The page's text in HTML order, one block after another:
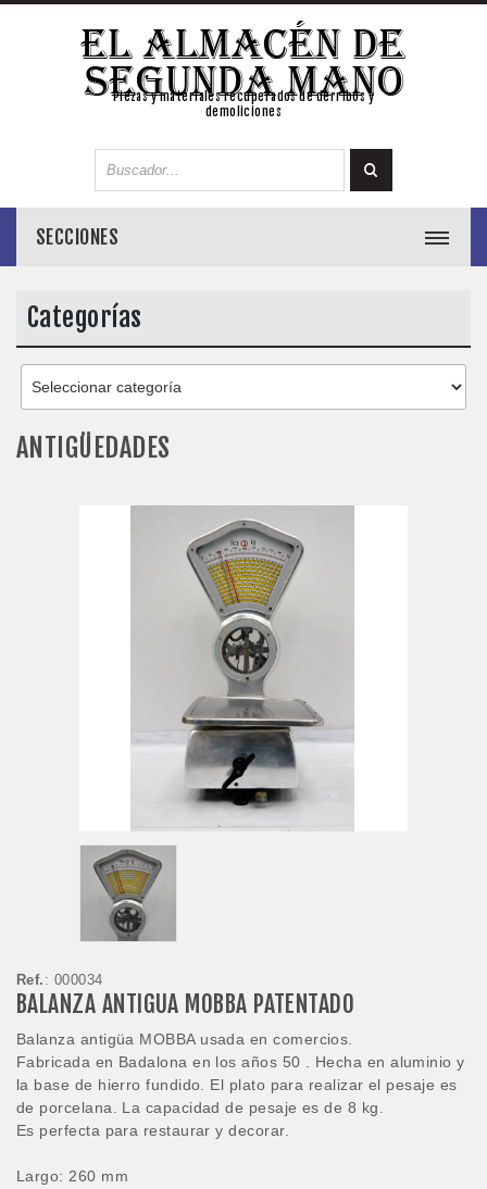
Piezas y materiales recuperados de derribos y
demoliciones
SECCIONES
Categorías
ANTIGÜEDADES
Ref. : 000034
BALANZA ANTIGUA MOBBA PATENTADO
Balanza antigüa MOBBA usada en comercios.
Fabricada en Badalona en los años 50 . Hecha en aluminio y
la base de hierro fundido. El plato para realizar el pesaje es
de porcelana. La capacidad de pesaje es de 8 kg.
Es perfecta para restaurar y decorar.
Largo: 260 mm